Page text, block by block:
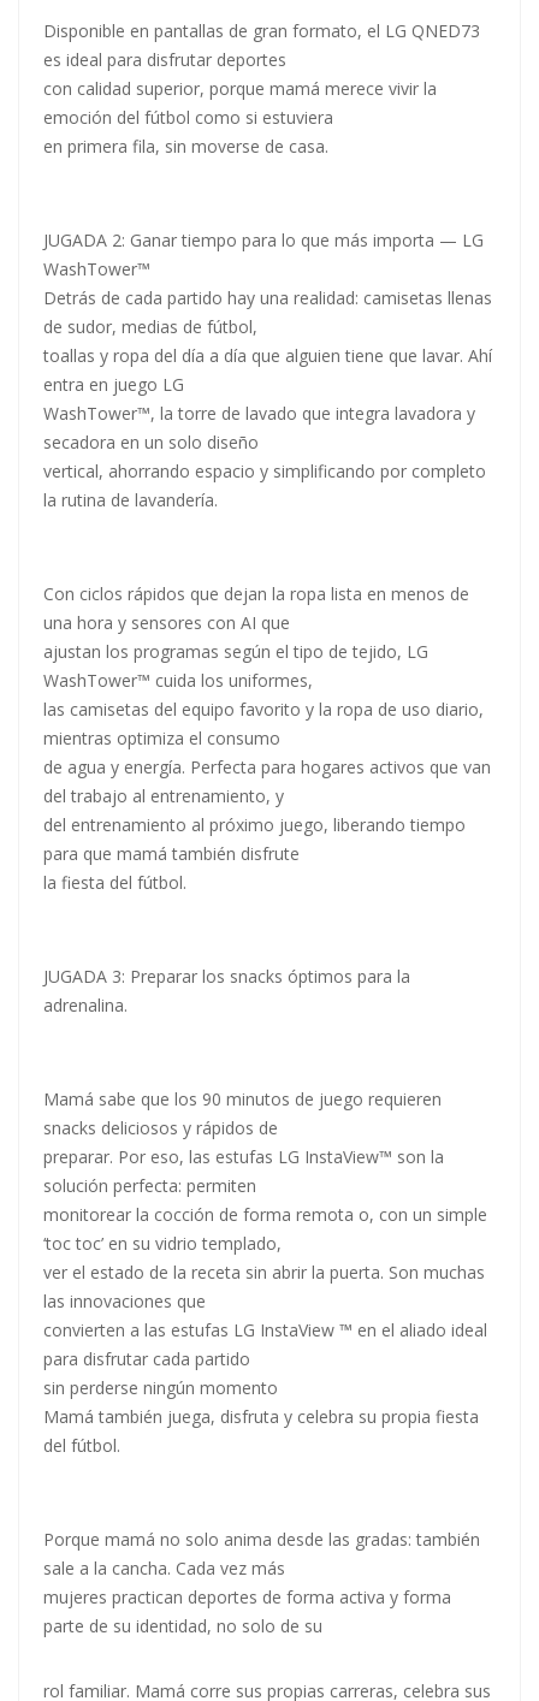
Disponible en pantallas de gran formato, el LG QNED73
es ideal para disfrutar deportes
con calidad superior, porque mamá merece vivir la
emoción del fútbol como si estuviera
en primera fila, sin moverse de casa.
JUGADA 2: Ganar tiempo para lo que más importa — LG
WashTower™
Detrás de cada partido hay una realidad: camisetas llenas
de sudor, medias de fútbol,
toallas y ropa del día a día que alguien tiene que lavar. Ahí
entra en juego LG
WashTower™, la torre de lavado que integra lavadora y
secadora en un solo diseño
vertical, ahorrando espacio y simplificando por completo
la rutina de lavandería.
Con ciclos rápidos que dejan la ropa lista en menos de
una hora y sensores con AI que
ajustan los programas según el tipo de tejido, LG
WashTower™ cuida los uniformes,
las camisetas del equipo favorito y la ropa de uso diario,
mientras optimiza el consumo
de agua y energía. Perfecta para hogares activos que van
del trabajo al entrenamiento, y
del entrenamiento al próximo juego, liberando tiempo
para que mamá también disfrute
la fiesta del fútbol.
JUGADA 3: Preparar los snacks óptimos para la
adrenalina.
Mamá sabe que los 90 minutos de juego requieren
snacks deliciosos y rápidos de
preparar. Por eso, las estufas LG InstaView™ son la
solución perfecta: permiten
monitorear la cocción de forma remota o, con un simple
‘toc toc’ en su vidrio templado,
ver el estado de la receta sin abrir la puerta. Son muchas
las innovaciones que
convierten a las estufas LG InstaView ™ en el aliado ideal
para disfrutar cada partido
sin perderse ningún momento
Mamá también juega, disfruta y celebra su propia fiesta
del fútbol.
Porque mamá no solo anima desde las gradas: también
sale a la cancha. Cada vez más
mujeres practican deportes de forma activa y forma
parte de su identidad, no solo de su
rol familiar. Mamá corre sus propias carreras, celebra sus